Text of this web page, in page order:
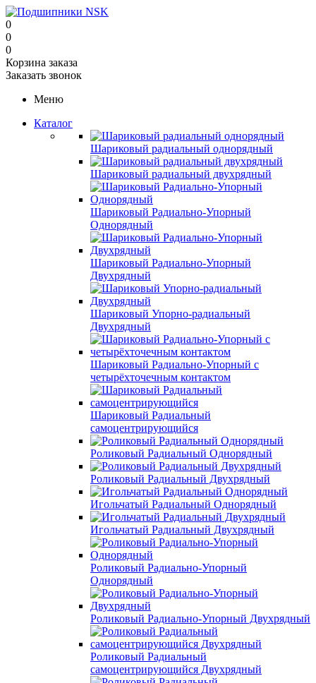
0
0
0
Корзина заказа
Заказать звонок
Меню
Каталог
Шариковый радиальный однорядный
Шариковый радиальный двухрядный
Шариковый Радиально-Упорный
Однорядный
Шариковый Радиально-Упорный
Двухрядный
Шариковый Упорно-радиальный
Двухрядный
Шариковый Радиально-Упорный с
четырёхточечным контактом
Шариковый Радиальный
самоцентрирующийся
Роликовый Радиальный Однорядный
Роликовый Радиальный Двухрядный
Игольчатый Радиальный Однорядный
Игольчатый Радиальный Двухрядный
Роликовый Радиально-Упорный
Однорядный
Роликовый Радиально-Упорный Двухрядный
Роликовый Радиальный
самоцентрирующийся Двухрядный